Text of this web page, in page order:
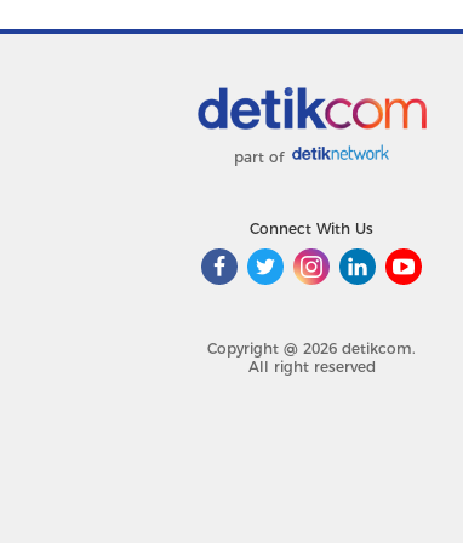
part of
Connect With Us
Copyright @ 2026 detikcom.
All right reserved